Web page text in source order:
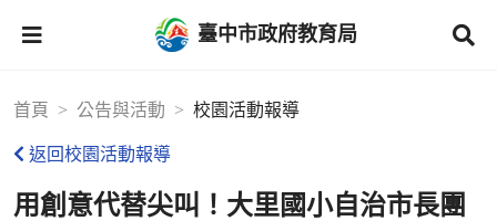
臺中市政府教育局
首頁 公告與活動 校園活動報導
返回校園活動報導
用創意代替尖叫！大里國小自治市長團